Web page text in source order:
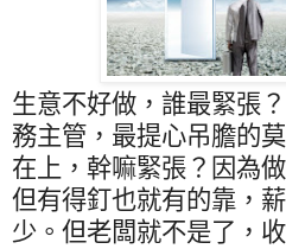
生意不好做，誰最緊張
務主管，最提心吊膽的
在上，幹嘛緊張？因為
但有得釘也就有的靠，
少。但老闆就不是了，